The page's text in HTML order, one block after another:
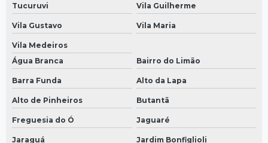
Tucuruvi Vila Guilherme
Vila Gustavo Vila Maria
Vila Medeiros
Água Branca
Bairro do Limão
Barra Funda Alto da Lapa
Alto de Pinheiros Butantã
Freguesia do Ó Jaguaré
Jaraguá Jardim Bonfiglioli